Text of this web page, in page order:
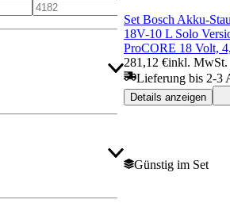
Set Bosch Akku-
18V-10 L Solo
ProCORE 18 Volt,
281,12 €inkl. MwSt.
Lieferung bis 2-3
Details anzeigen
Günstig im Set